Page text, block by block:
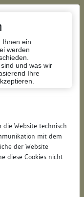
Ihnen ein
werden
und was wir
Ihre
die Website technisch
mit dem
der Website
diese Cookies nicht